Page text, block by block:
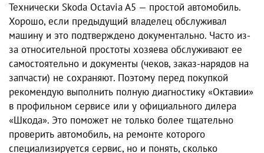
Технически Skoda Octavia A5 — простой автомобиль.
Хорошо, если предыдущий владелец обслуживал
машину и это подтверждено документально. Часто из-
за относительной простоты хозяева обслуживают ее
самостоятельно и документы (чеков, заказ-нарядов на
запчасти) не сохраняют. Поэтому перед покупкой
рекомендую выполнить полную диагностику «Октавии»
в профильном сервисе или у официального дилера
«Шкода». Это поможет не только более тщательно
проверить автомобиль, на ремонте которого
специализируется сервис, но и понять, сколько